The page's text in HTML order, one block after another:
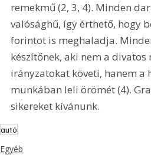
remekmű (2, 3, 4). Minden
valósághű, így érthető, hogy
forintot is meghaladja.
készítőnek, aki nem a divatos
irányzatokat követi, hanem a
munkában leli örömét (4).
sikereket kívánunk.
autó
Egyéb